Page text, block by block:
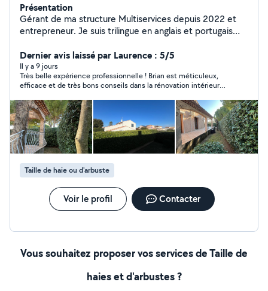
Présentation
Gérant de ma structure Multiservices depuis 2022 et
entrepreneur. Je suis trilingue en anglais et portugais
bénéficiez de 50% de crédit d'impôts. entretiens des
terrasses en bois exotiques, saturateurs. Pose de
parquets, revêtements de sols pvc, plinthes, terrasses
extérieurs, nettoyages sols extérieurs Haute Pression,
Evacuations des encombrants et nettoyages de
chantiers. Préparations des supports avant peinture,
bandes a joints, enduits et peintures intérieures
extérieurs, Ratissage. Tailles et entretiens de jardins,
Rénovation parquet, Sous traitance pour main d'œuvre
Dernier avis laissé par Laurence : 5/5
Il y a 9 jours
Très belle expérience professionnelle ! Brian est méticuleux,
efficace et de très bons conseils dans la rénovation intérieure
Taille de haie ou d'arbuste
Voir le profil Contacter
Vous souhaitez proposer vos services de Taille de
haies et d'arbustes ?